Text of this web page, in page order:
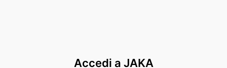
Accedi a JAKA